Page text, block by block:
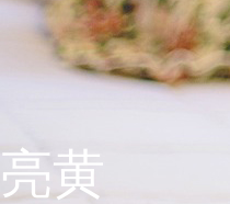
亮黄